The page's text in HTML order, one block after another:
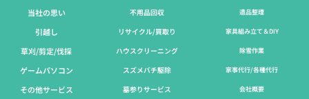
当社の思い
引越し
草刈/剪定/伐採​
ゲームパソコン
その他サービス
不用品回収
リサイクル/買取り
ハウスクリーニング
スズメバチ駆除
墓参りサービス
遺品整理
家具組み立て＆DIY
除雪作業
家事代行/各種代行
会社概要